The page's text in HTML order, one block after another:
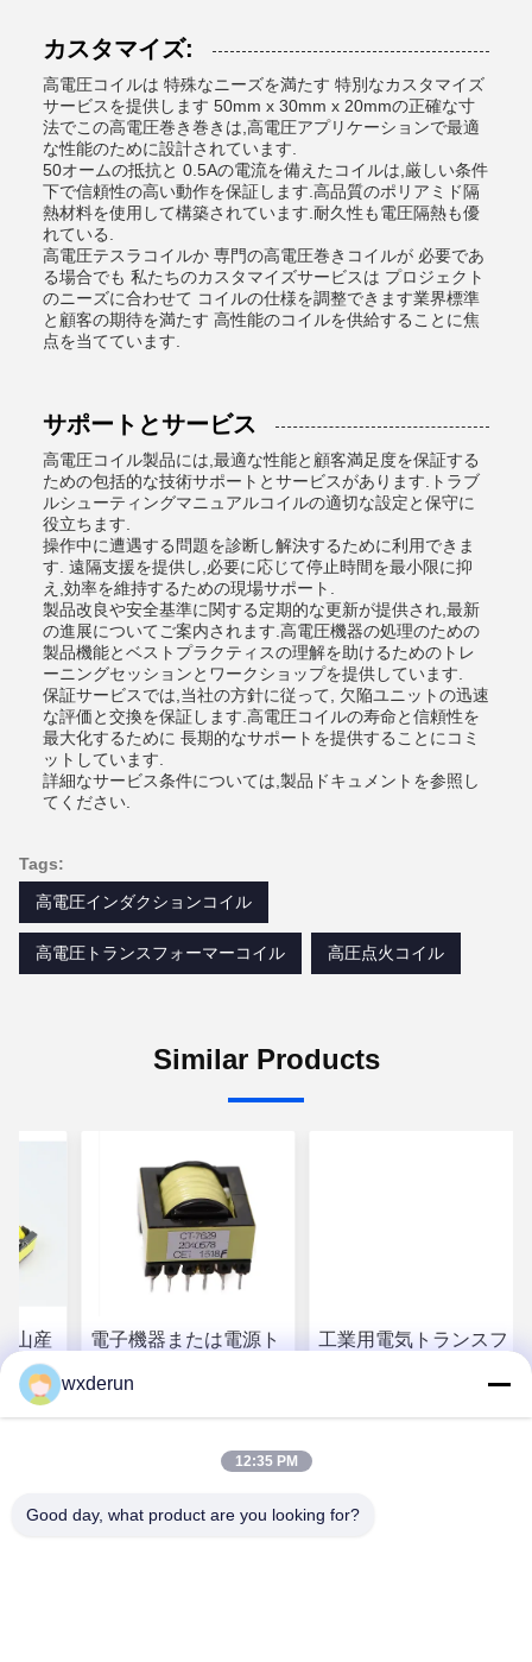
カスタマイズ:
高電圧コイルは 特殊なニーズを満たす 特別なカスタマイズ
サービスを提供します 50mm x 30mm x 20mmの正確な寸
法でこの高電圧巻き巻きは,高電圧アプリケーションで最適
な性能のために設計されています.
50オームの抵抗と 0.5Aの電流を備えたコイルは,厳しい条件
下で信頼性の高い動作を保証します.高品質のポリアミド隔
熱材料を使用して構築されています.耐久性も電圧隔熱も優
れている.
高電圧テスラコイルか 専門の高電圧巻きコイルが 必要であ
る場合でも 私たちのカスタマイズサービスは プロジェクト
のニーズに合わせて コイルの仕様を調整できます業界標準
と顧客の期待を満たす 高性能のコイルを供給することに焦
点を当てています.
サポートとサービス
高電圧コイル製品には,最適な性能と顧客満足度を保証する
ための包括的な技術サポートとサービスがあります.トラブ
ルシューティングマニュアルコイルの適切な設定と保守に
役立ちます.
操作中に遭遇する問題を診断し解決するために利用できま
す. 遠隔支援を提供し,必要に応じて停止時間を最小限に抑
え,効率を維持するための現場サポート.
製品改良や安全基準に関する定期的な更新が提供され,最新
の進展についてご案内されます.高電圧機器の処理のための
製品機能とベストプラクティスの理解を助けるためのトレ
ーニングセッションとワークショップを提供しています.
保証サービスでは,当社の方針に従って, 欠陥ユニットの迅速
な評価と交換を保証します.高電圧コイルの寿命と信頼性を
最大化するために 長期的なサポートを提供することにコミ
ットしています.
詳細なサービス条件については,製品ドキュメントを参照し
てください.
Tags:
高電圧インダクションコイル
高電圧トランスフォーマーコイル 高圧点火コイル
Similar Products
山産
ム
高電
電子機器または電源ト
カスタム高電圧パルス
コイル
お問い合わせ
工業用電気トランスフ
wxderun
12:35 PM
Good day, what product are you looking for?